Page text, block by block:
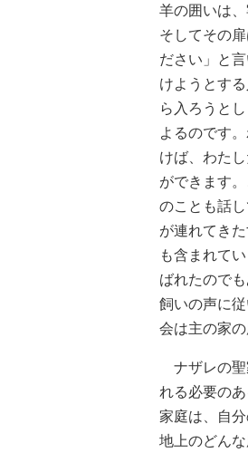
羊の囲いは
そしてその
ださい」と
けようとす
ら入ろうと
よるのです
けば、わた
ができます
のことも話
が連れてき
も含まれて
ばれたので
飼いの声に
会は主の家
ナザレの聖
れる必要の
家庭は、自
地上のどん